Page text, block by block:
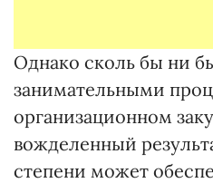
Однако сколь бы ни
занимательными
организационном
вожделенный
степени может